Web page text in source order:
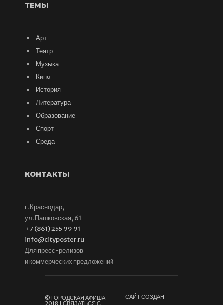
ТЕМЫ
Арт
Театр
Музыка
Кино
История
Литература
Образование
Спорт
Среда
КОНТАКТЫ
г. Краснодар,
ул. Пашковская, 61
+7 (861) 255 99 91
info@cityposter.ru
Для пресс-релизов
и коммерческих предложений
© ГОРОДСКАЯ АФИША
2018 | СВЯЗАТЬСЯ С
САЙТ СОЗДАН